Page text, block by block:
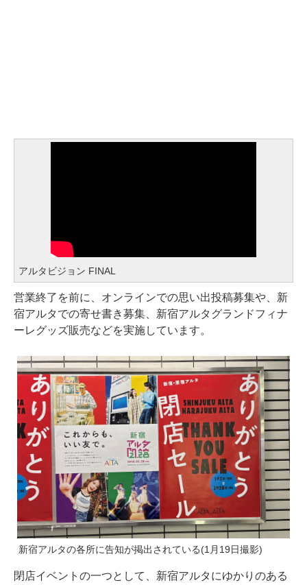
アルタビジョン FINAL
営業終了を前に、オンラインでの思い出投稿募集や、新
宿アルタでの寄せ書き募集、新宿アルタグランドフィナ
ーレグッズ販売などを実施しています。
新宿アルタの各所に告知が掲出されている(1月19日撮影)
閉店イベントの一つとして、新宿アルタにゆかりのある